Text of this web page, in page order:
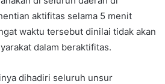
aktifitas selama 5 menit
waktu tersebut dinilai tidak akan
dalam beraktifitas.
dihadiri seluruh unsur